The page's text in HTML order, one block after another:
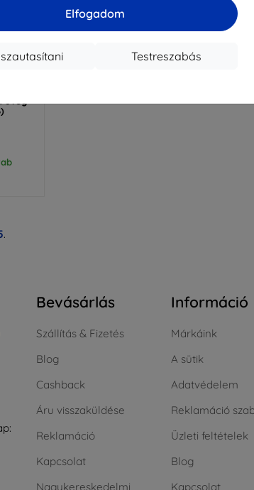
Elfogadom
Testreszabás
EXTRA10
.
Bevásárlás
Szállítás & Fizetés
Blog
Cashback
Áru visszaküldése
Reklamáció
Kapcsolat
Nagykereskedelmi
Információ
Márkáink
A sütik
Adatvédelem
Reklamáció
Üzleti feltételek
Blog
Kapcsolat